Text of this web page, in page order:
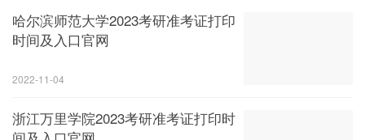
哈尔滨师范大学2023考研准考证打印
时间及入口官网
2022-11-04
浙江万里学院2023考研准考证打印时